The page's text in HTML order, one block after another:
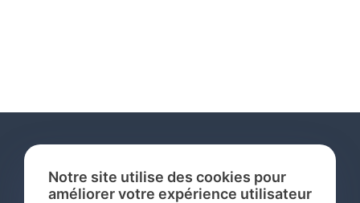
Notre site utilise des cookies pour
améliorer votre expérience utilisateur